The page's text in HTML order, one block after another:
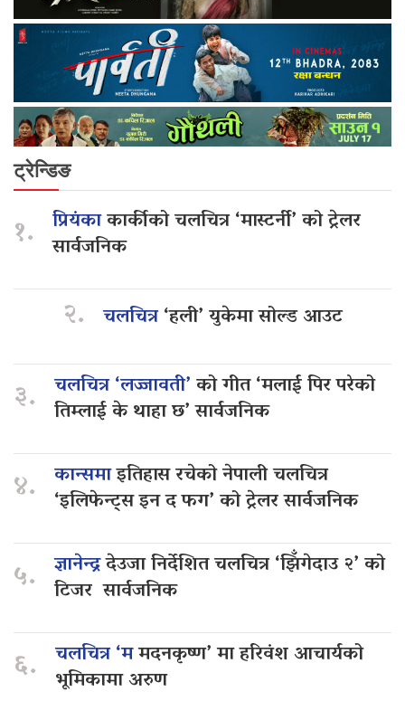
ट्रेन्डिङ
१. प्रियंकाकार्कीको चलचित्र ‘मास्टर्नी’ को ट्रेलर
सार्वजनिक
२. चलचित्र‘हली’ युकेमा सोल्ड आउट
३. चलचित्र ‘लज्जावती’को गीत ‘मलाई पिर परेको
तिम्लाई के थाहा छ’ सार्वजनिक
४. कान्समाइतिहास रचेको नेपाली चलचित्र
‘इलिफेन्ट्स इन द फग’ को ट्रेलर सार्वजनिक
५. ज्ञानेन्द्रदेउजा निर्देशित चलचित्र ‘झिँगेदाउ २’ को
टिजर सार्वजनिक
६. चलचित्र ‘ममदनकृष्ण’ मा हरिवंश आचार्यको
भूमिकामा अरुण